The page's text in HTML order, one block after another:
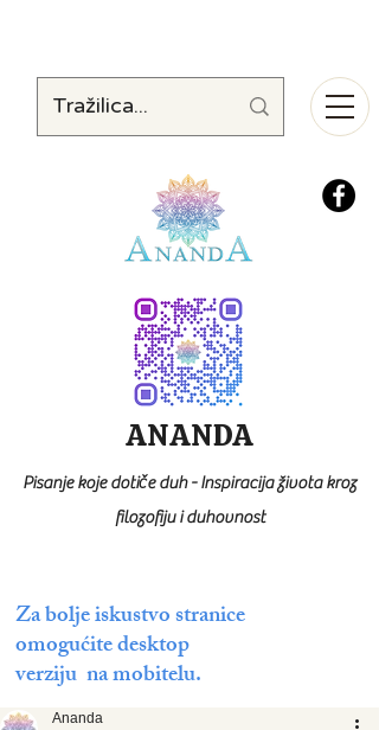
Za bolje iskustvo stranice
omogućite desktop
verziju na mobitelu.
ANANDA
Pisanje koje dotiče duh - Inspiracija života kroz
filozofiju i duhovnost
Ananda